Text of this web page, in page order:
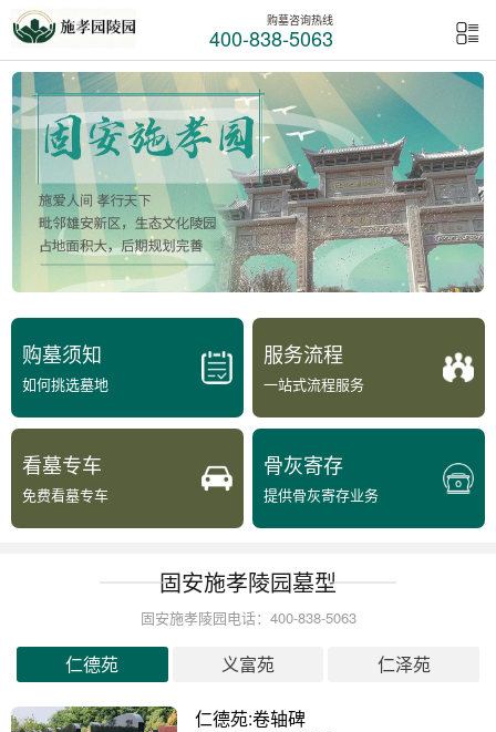
购墓咨询热线
400-838-5063
购墓须知
如何挑选墓地
服务流程
一站式流程服务
看墓专车
免费看墓专车
骨灰寄存
提供骨灰寄存业务
固安施孝陵园墓型
固安施孝陵园电话：400-838-5063
仁德苑 义富苑 仁泽苑
仁德苑:卷轴碑